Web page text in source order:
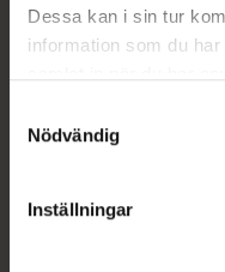
Dessa kan i sin tur
information som du
återkalla ditt samtycke
cookieinställningar.
lagligheten av
Nödvändig
Inställningar
EAN: